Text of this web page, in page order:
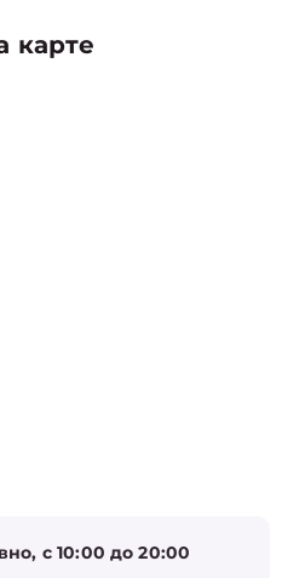
карте
с 10:00 до 20:00